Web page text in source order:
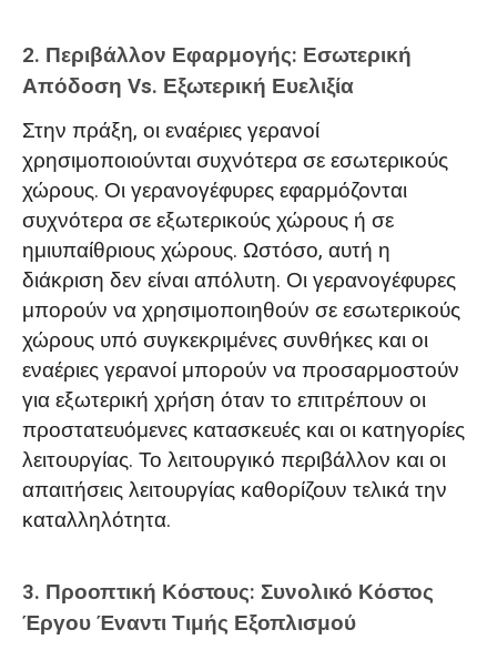
2. Περιβάλλον Εφαρμογής: Εσωτερική
Απόδοση Vs. Εξωτερική Ευελιξία
Στην πράξη, οι εναέριες γερανοί
χρησιμοποιούνται συχνότερα σε εσωτερικούς
χώρους. Οι γερανογέφυρες εφαρμόζονται
συχνότερα σε εξωτερικούς χώρους ή σε
ημιυπαίθριους χώρους. Ωστόσο, αυτή η
διάκριση δεν είναι απόλυτη. Οι γερανογέφυρες
μπορούν να χρησιμοποιηθούν σε εσωτερικούς
χώρους υπό συγκεκριμένες συνθήκες και οι
εναέριες γερανοί μπορούν να προσαρμοστούν
για εξωτερική χρήση όταν το επιτρέπουν οι
προστατευόμενες κατασκευές και οι κατηγορίες
λειτουργίας. Το λειτουργικό περιβάλλον και οι
απαιτήσεις λειτουργίας καθορίζουν τελικά την
καταλληλότητα.
3. Προοπτική Κόστους: Συνολικό Κόστος
Έργου Έναντι Τιμής Εξοπλισμού